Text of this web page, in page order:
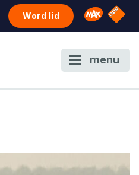
Word lid Omroep
NPO
menu